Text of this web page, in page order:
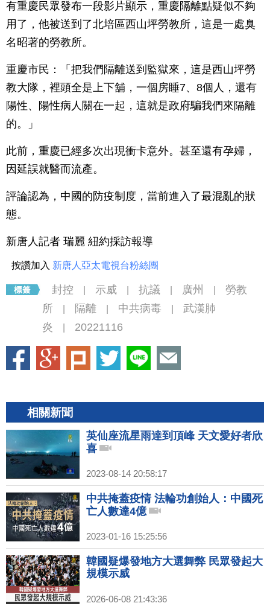
有重慶民眾發布一段影片顯示，重慶隔離點疑似不夠
用了，他被送到了北培區西山坪勞教所，這是一處臭
名昭著的勞教所。
重慶市民：「把我們隔離送到監獄來，這是西山坪勞
教大隊，裡頭全是上下舖，一個房睡7、8個人，還有
陽性、陽性病人關在一起，這就是政府騙我們來隔離
的。」
此前，重慶已經多次出現衝卡意外。甚至還有孕婦，
因延誤就醫而流產。
評論認為，中國的防疫制度，當前進入了最混亂的狀
態。
新唐人記者 瑞麗 紐約採訪報導
按讚加入 新唐人亞太電視台粉絲團
封控 示威 抗議 廣州
勞教
所
隔離 中共病毒
武漢肺
炎
20221116
相關新聞
英仙座流星雨達到頂峰 天文愛好者欣
喜
2023-08-14 20:58:17
中共掩蓋疫情 法輪功創始人：中國死
亡人數達4億
2023-01-16 15:25:56
韓國疑爆發地方大選舞弊 民眾發起大
規模示威
2026-06-08 21:43:36